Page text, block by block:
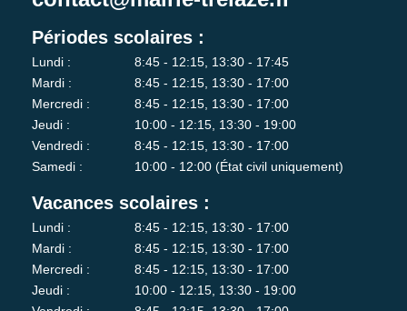
Périodes scolaires :
Lundi :
8:45 - 12:15, 13:30 - 17:45
Mardi :
8:45 - 12:15, 13:30 - 17:00
Mercredi :
8:45 - 12:15, 13:30 - 17:00
Jeudi :
10:00 - 12:15, 13:30 - 19:00
Vendredi :
8:45 - 12:15, 13:30 - 17:00
Samedi :
10:00 - 12:00 (État civil uniquement)
Vacances scolaires :
Lundi :
8:45 - 12:15, 13:30 - 17:00
Mardi :
8:45 - 12:15, 13:30 - 17:00
Mercredi :
8:45 - 12:15, 13:30 - 17:00
Jeudi :
10:00 - 12:15, 13:30 - 19:00